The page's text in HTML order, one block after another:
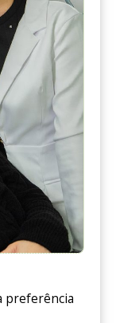
preferência